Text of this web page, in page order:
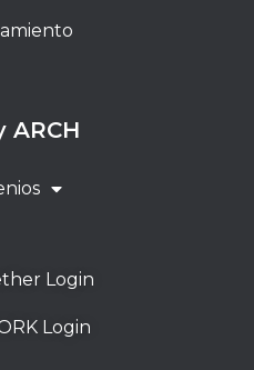
ARCH
Login
Login